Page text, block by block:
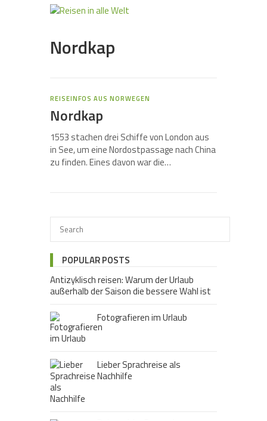
Nordkap
REISEINFOS AUS NORWEGEN
Nordkap
1553 stachen drei Schiffe von London aus
in See, um eine Nordostpassage nach China
zu finden. Eines davon war die…
POPULAR POSTS
Antizyklisch reisen: Warum der Urlaub
außerhalb der Saison die bessere Wahl ist
Fotografieren im Urlaub
Lieber Sprachreise als
Nachhilfe